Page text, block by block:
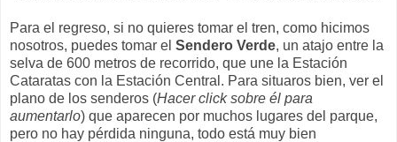
Para el regreso, si no quieres tomar el tren, como hicimos
nosotros, puedes tomar el Sendero Verde, un atajo entre la
selva de 600 metros de recorrido, que une la Estación
Cataratas con la Estación Central. Para situaros bien, ver el
plano de los senderos (Hacer click sobre él para
aumentarlo) que aparecen por muchos lugares del parque,
pero no hay pérdida ninguna, todo está muy bien